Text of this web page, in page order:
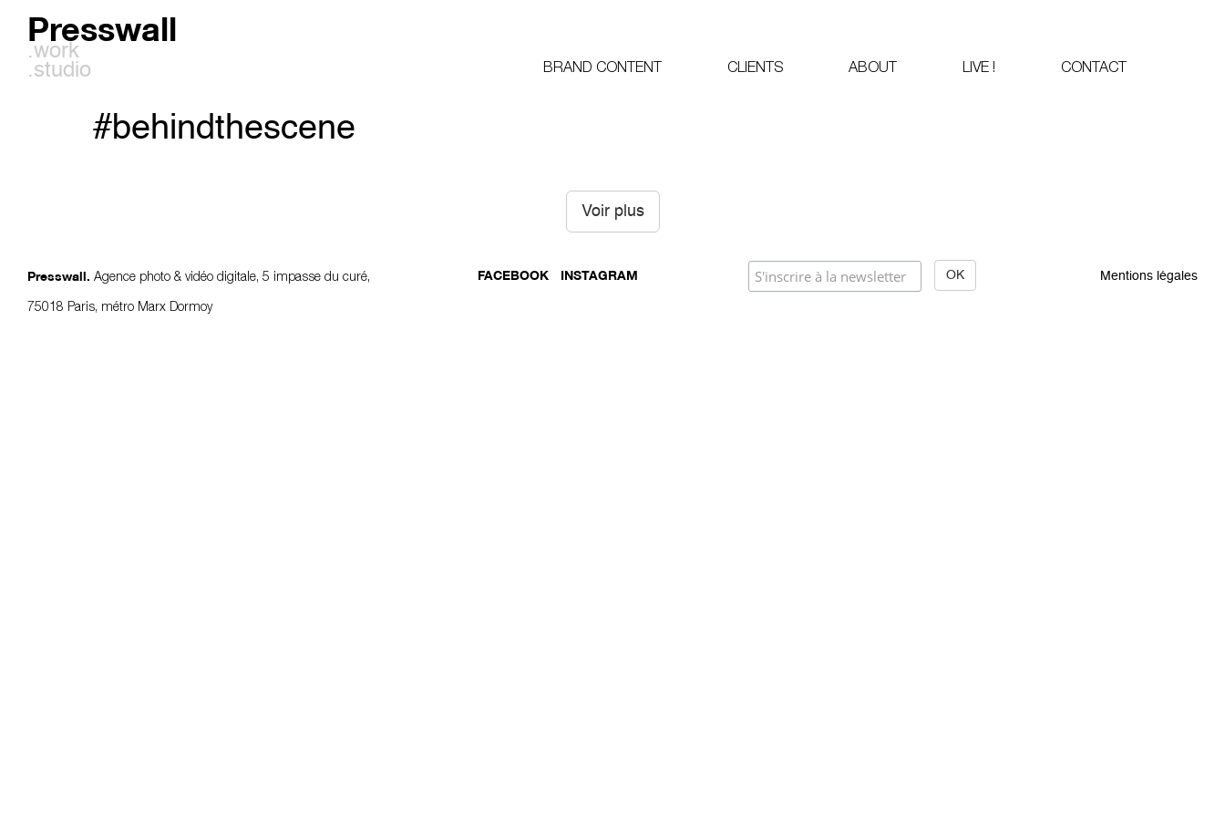
Presswall
.work
.studio
BRAND CONTENT CLIENTS ABOUT LIVE ! CONTACT
#behindthescene
Voir plus
Presswall.
Agence photo & vidéo digitale, 5 impasse du curé,
75018 Paris, métro Marx Dormoy
FACEBOOK INSTAGRAM Mentions légales